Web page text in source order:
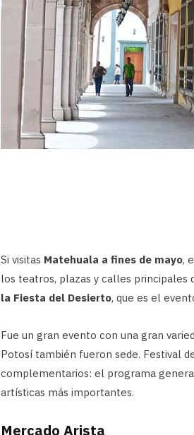
Si visitas Matehuala a fines de mayo,
los teatros, plazas y calles principales
la Fiesta del Desierto, que es el
Fue un gran evento con una gran
Potosí también fueron sede. Festival
complementarios: el programa
artísticas más importantes.
Mercado Arista